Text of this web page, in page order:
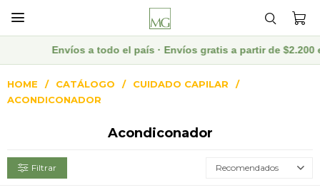

Envíos a todo el país · Envíos gratis a partir de $2.200 en
HOME CATÁLOGO
CUIDADO CAPILAR
ACONDICONADOR
Acondiconador
Recomendados